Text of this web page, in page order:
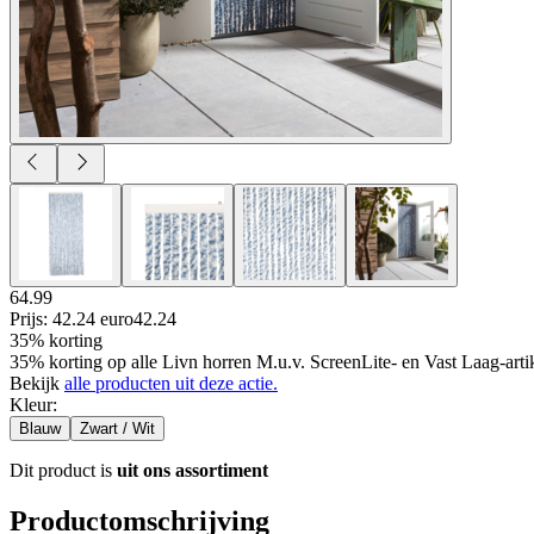
64.99
Prijs: 42.24 euro42.24
35% korting
35% korting op alle Livn horren M.u.v. ScreenLite- en Vast Laag-
Bekijk alle producten uit deze actie.
Kleur:
Blauw Zwart / Wit
Dit product is uit ons assortiment
Productomschrijving